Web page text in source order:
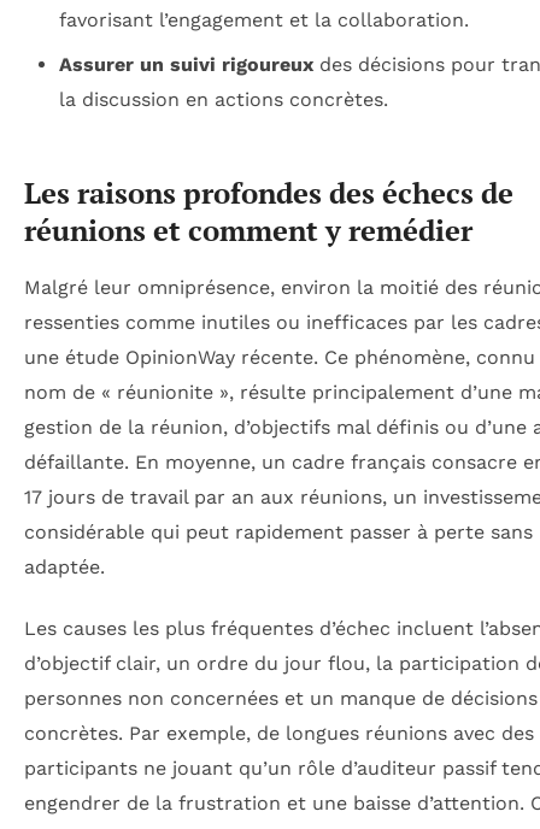
favorisant l’engagement et la collaboration.
Assurer un suivi rigoureuxdes décisions pour
la discussion en actions concrètes.
Les raisons profondes des échecs de
réunions et comment y remédier
Malgré leur omniprésence, environ la moitié des
ressenties comme inutiles ou inefficaces par les
une étude OpinionWay récente. Ce phénomène,
nom de « réunionite », résulte principalement d’une
gestion de la réunion, d’objectifs mal définis ou d’une
défaillante. En moyenne, un cadre français consacre
17 jours de travail par an aux réunions, un
considérable qui peut rapidement passer à perte sans
adaptée.
Les causes les plus fréquentes d’échec incluent
d’objectif clair, un ordre du jour flou, la participation
personnes non concernées et un manque de décisions
concrètes. Par exemple, de longues réunions avec des
participants ne jouant qu’un rôle d’auditeur passif
engendrer de la frustration et une baisse d’attention.